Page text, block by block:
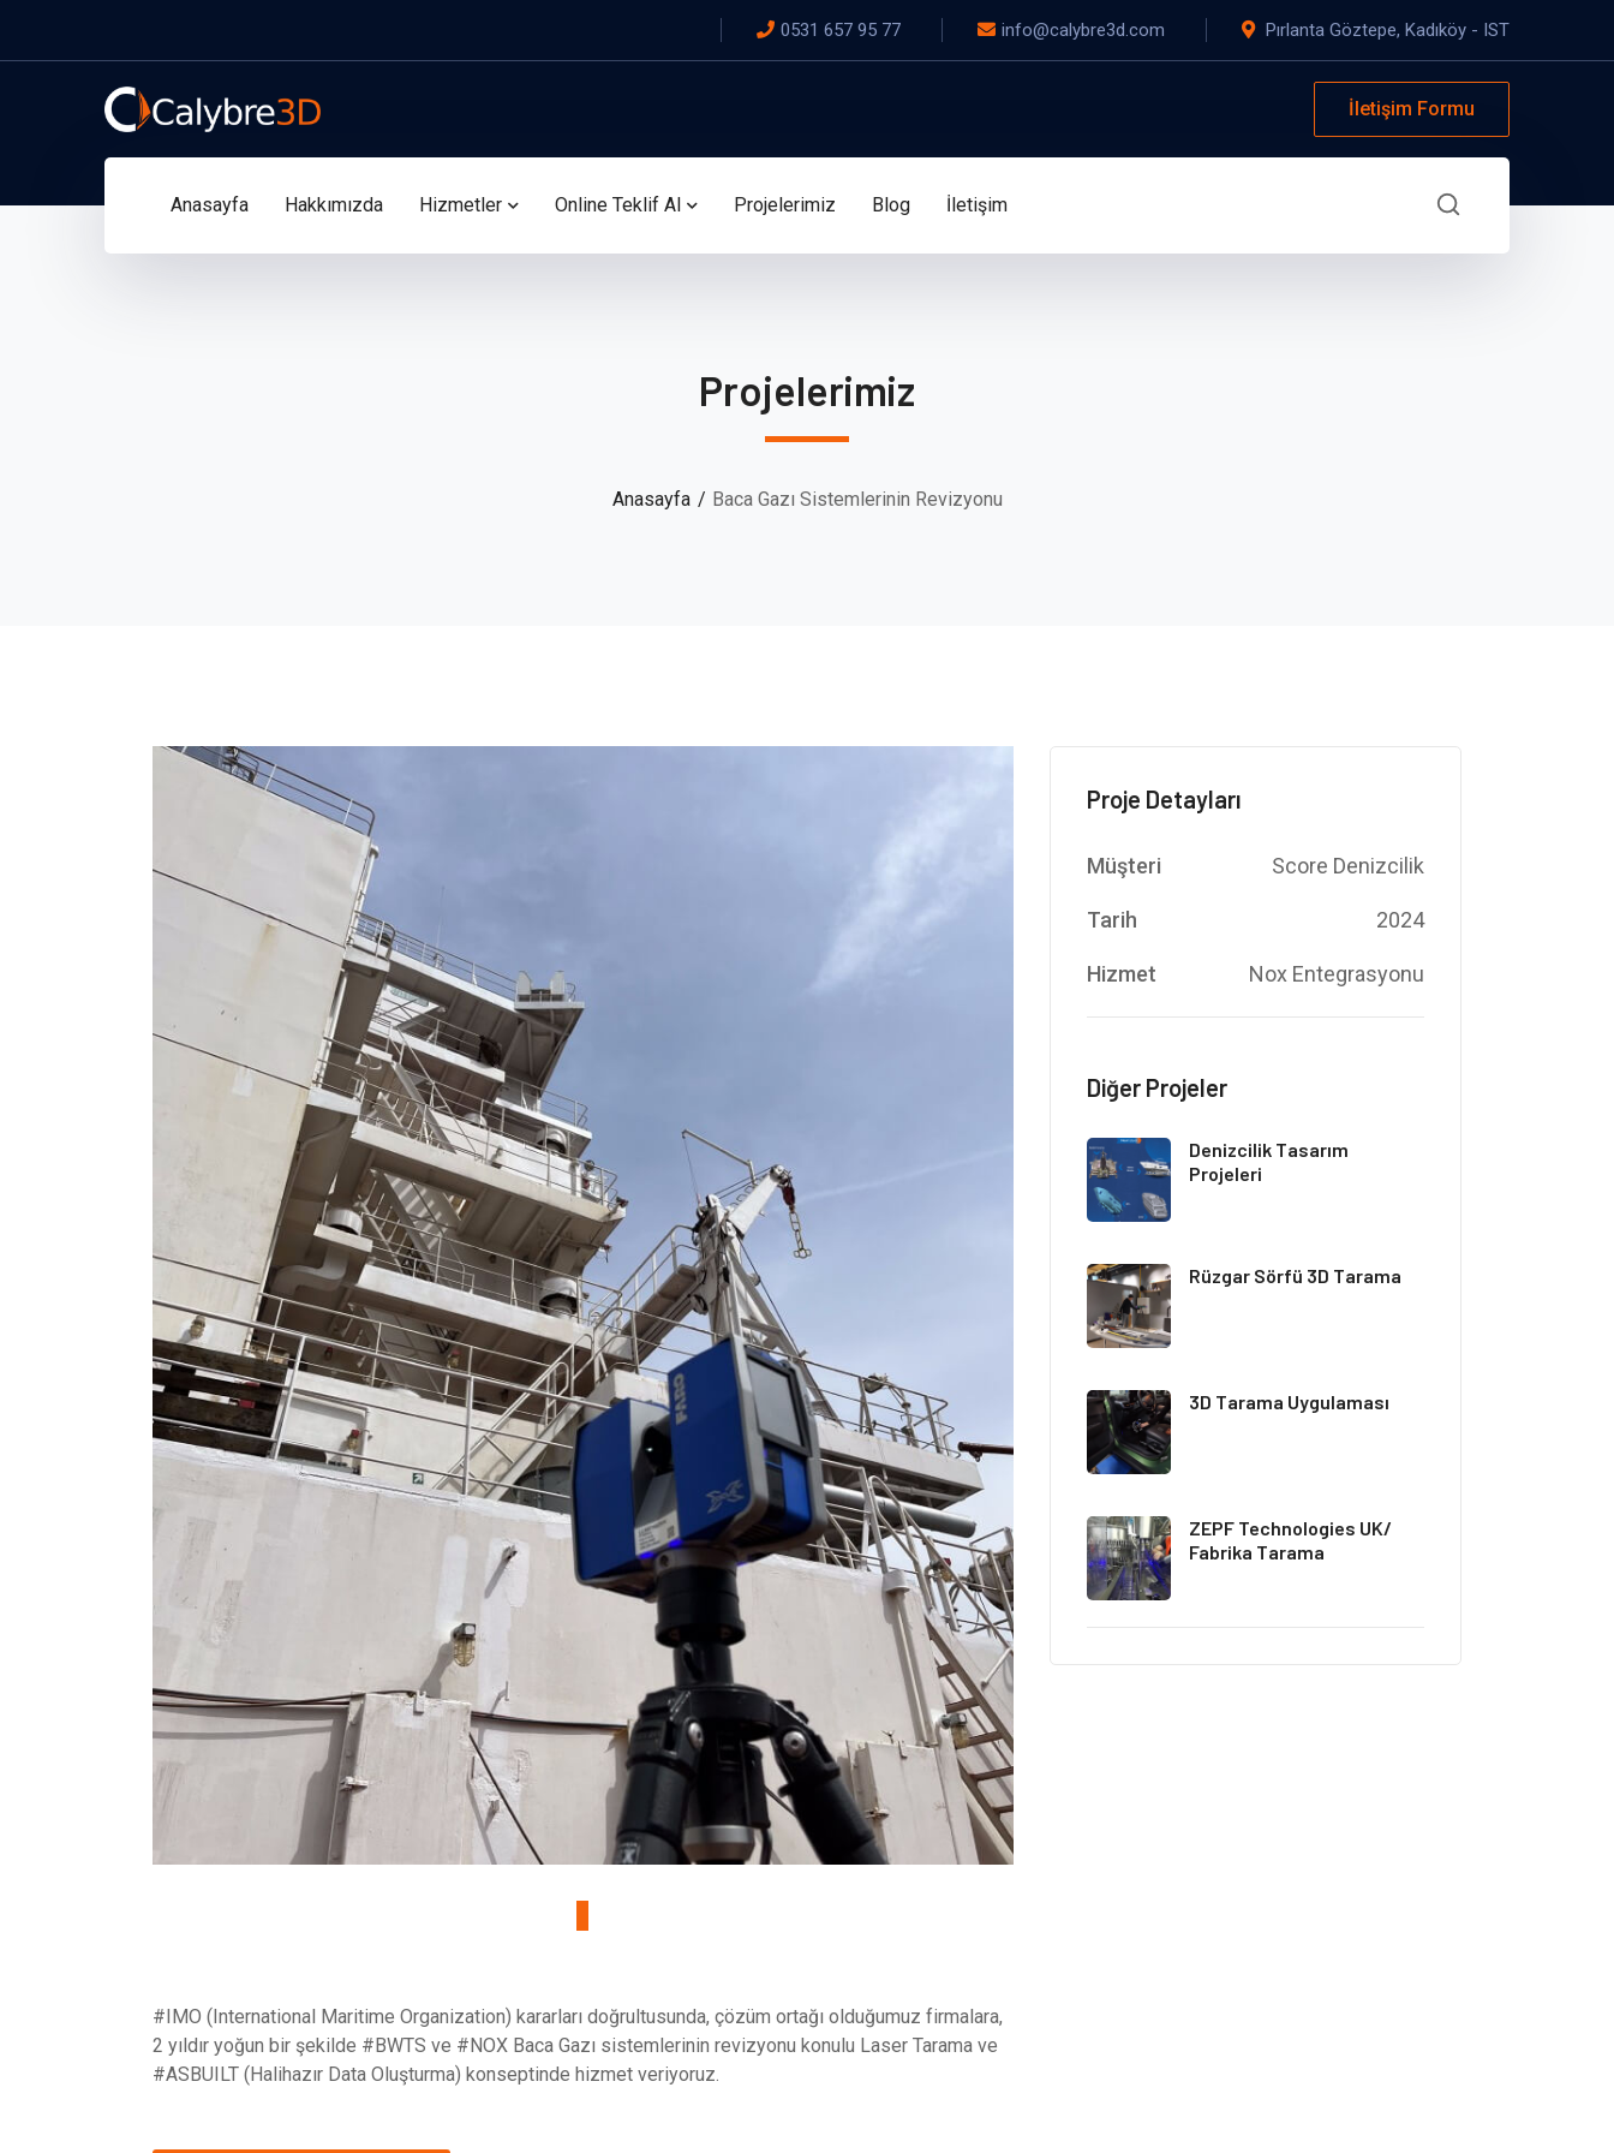
0531 657 95 77 info@calybre3d.com Pırlanta Göztepe, Kadıköy - IST
İletişim Formu
Anasayfa Hakkımızda Hizmetler Online Teklif Al Projelerimiz Blog İletişim
Projelerimiz
Anasayfa Baca Gazı Sistemlerinin Revizyonu
#IMO (International Maritime Organization) kararları doğrultusunda, çözüm ortağı olduğumuz firmalara,
2 yıldır yoğun bir şekilde #BWTS ve #NOX Baca Gazı sistemlerinin revizyonu konulu Laser Tarama ve
#ASBUILT (Halihazır Data Oluşturma) konseptinde hizmet veriyoruz.
Proje Detayları
Müşteri Score Denizcilik
Tarih 2024
Hizmet Nox Entegrasyonu
Diğer Projeler
Denizcilik Tasarım
Projeleri
Rüzgar Sörfü 3D Tarama
3D Tarama Uygulaması
ZEPF Technologies UK/
Fabrika Tarama